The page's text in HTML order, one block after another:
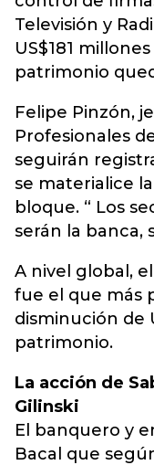
Televisión y
US$181
patrimonio
Felipe Pinzón,
Profesionales
seguirán
se materialice
bloque. “ Los
serán la banca,
A nivel global,
fue el que más
disminución de
patrimonio.
La acción de
Gilinski
El banquero y
Bacal que